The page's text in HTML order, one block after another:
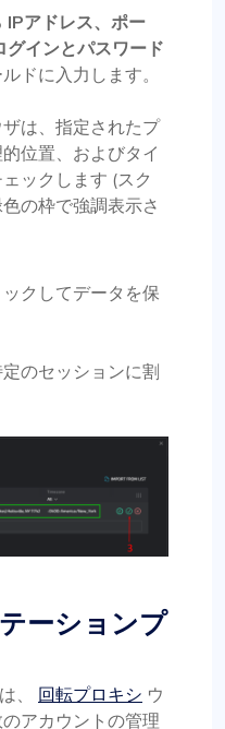
IPアドレス、ポー
グインとパスワード
ドに入力します。
は、指定されたプ
位置、およびタイ
ックします (スク
の枠で強調表示さ
クしてデータを保
のセッションに割
ーションプ
、 回転プロキシ ウ
アカウントの管理